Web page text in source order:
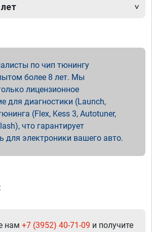
по чип тюнингу
более 8 лет. Мы
лицензионное
для диагностики (Launch,
(Flex, Kess 3, Autotuner,
что гарантирует
для электроники вашего авто.
нам +7 (3952) 40-71-09 и получите